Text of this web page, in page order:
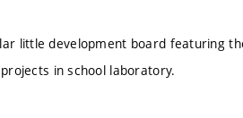
little development board featuring
in school laboratory.